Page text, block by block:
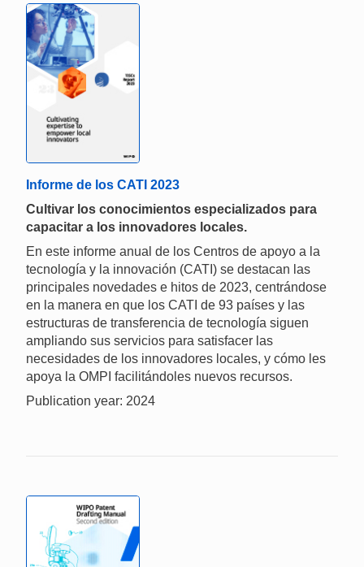
Informe de los CATI 2023
Cultivar los conocimientos especializados para
capacitar a los innovadores locales.
En este informe anual de los Centros de apoyo a la
tecnología y la innovación (CATI) se destacan las
principales novedades e hitos de 2023, centrándose
en la manera en que los CATI de 93 países y las
estructuras de transferencia de tecnología siguen
ampliando sus servicios para satisfacer las
necesidades de los innovadores locales, y cómo les
apoya la OMPI facilitándoles nuevos recursos.
Publication year: 2024